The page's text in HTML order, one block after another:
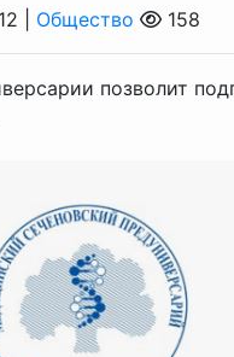
| Общество 158
позволит